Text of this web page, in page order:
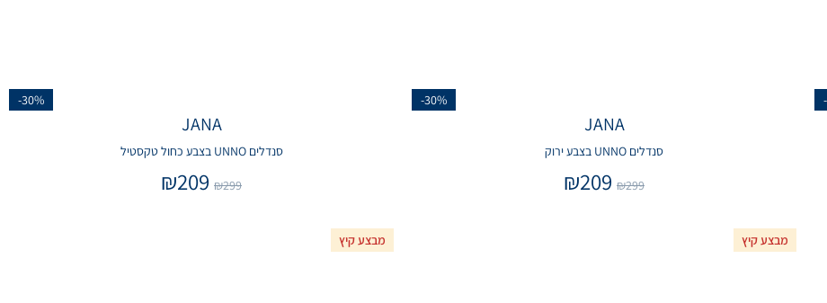
-30%
JANA
סנדלים UNNO בצבע ירוק
₪299
₪209
-30%
JANA
סנדלים UNNO בצבע כחול טקסטיל
₪299
₪209
מבצע קיץ מבצע קיץ